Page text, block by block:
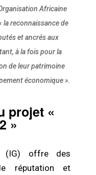
Africaine
la reconnaissance de
et ancrés aux
à la fois pour la
de leur patrimoine
économique ».
projet «
»
(IG) offre des
réputation et